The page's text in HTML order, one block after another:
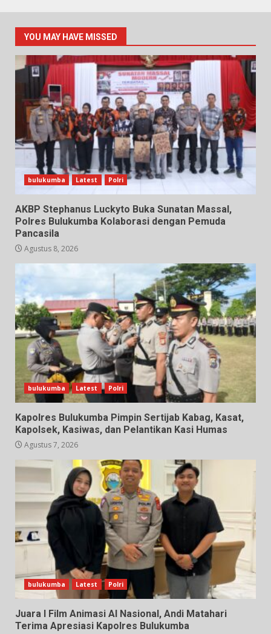
YOU MAY HAVE MISSED
bulukumba Latest Polri
AKBP Stephanus Luckyto Buka Sunatan Massal,
Polres Bulukumba Kolaborasi dengan Pemuda
Pancasila
Agustus 8, 2026
bulukumba Latest Polri
Kapolres Bulukumba Pimpin Sertijab Kabag, Kasat,
Kapolsek, Kasiwas, dan Pelantikan Kasi Humas
Agustus 7, 2026
bulukumba Latest Polri
Juara I Film Animasi AI Nasional, Andi Matahari
Terima Apresiasi Kapolres Bulukumba